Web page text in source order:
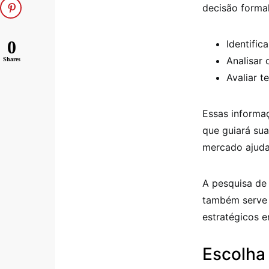
decisão
Analisar
Avaliar
Essas
que guiará
mercado
A pesquisa
também
estratégicos
0
Shares